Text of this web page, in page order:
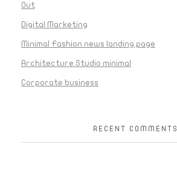
Out
Digital Marketing
Minimal Fashion news landing page
Architecture Studio minimal
Corporate business
RECENT COMMENTS